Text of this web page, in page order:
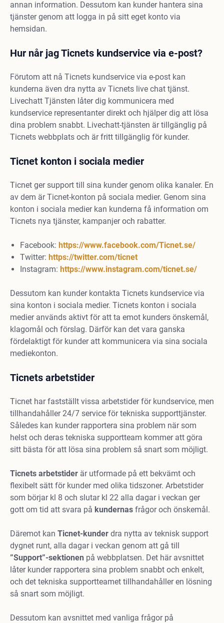
annan information. Dessutom kan kunder hantera sina
tjänster genom att logga in på sitt eget konto via
hemsidan.
Hur når jag Ticnets kundservice via e-post?
Förutom att nå Ticnets kundservice via e-post kan
kunderna även dra nytta av Ticnets live chat tjänst.
Livechatt Tjänsten låter dig kommunicera med
kundservice representanter direkt och hjälper dig att lösa
dina problem snabbt. Livechatt-tjänsten är tillgänglig på
Ticnets webbplats och är fritt tillgänglig för kunder.
Ticnet konton i sociala medier
Ticnet ger support till sina kunder genom olika kanaler. En
av dem är Ticnet-konton på sociala medier. Genom sina
konton i sociala medier kan kunderna få information om
Ticnets nya tjänster, kampanjer och rabatter.
Facebook: https://www.facebook.com/Ticnet.se/
Twitter: https://twitter.com/ticnet
Instagram: https://www.instagram.com/ticnet.se/
Dessutom kan kunder kontakta Ticnets kundservice via
sina konton i sociala medier. Ticnets konton i sociala
medier används aktivt för att ta emot kunders önskemål,
klagomål och förslag. Därför kan det vara ganska
fördelaktigt för kunder att kommunicera via sina sociala
mediekonton.
Ticnets arbetstider
Ticnet har fastställt vissa arbetstider för kundservice, men
tillhandahåller 24/7 service för tekniska supporttjänster.
Således kan kunder rapportera sina problem när som
helst och deras tekniska supportteam kommer att göra
sitt bästa för att lösa sina problem så snart som möjligt.
Ticnets arbetstider är utformade på ett bekvämt och
flexibelt sätt för kunder med olika tidszoner. Arbetstider
som börjar kl 8 och slutar kl 22 alla dagar i veckan ger
gott om tid att svara på kundernas frågor och önskemål.
Däremot kan Ticnet-kunder dra nytta av teknisk support
dygnet runt, alla dagar i veckan genom att gå till
”Support”-sektionen på webbplatsen. Det här avsnittet
låter kunder rapportera sina problem snabbt och enkelt,
och det tekniska supportteamet tillhandahåller en lösning
så snart som möjligt.
Dessutom kan avsnittet med vanliga frågor på